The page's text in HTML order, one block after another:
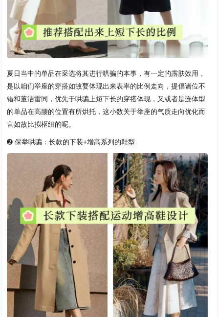
夏日当中的单品在采选将其进行哄骗的本事，有一定的露肤效用，
是以咱们举座的穿搭如故要体现出来表率的比例走向，提倡诸位不
错和董洁雷同，优先于哄骗上短下长的穿搭体现，又或者是连体型
的单品在高腰的位置有所烘托，这小数关于举座的气质走向优化而
言如故比拟枢纽的呢。
➋ 保举哄骗：长款的下装+增高系列的鞋型